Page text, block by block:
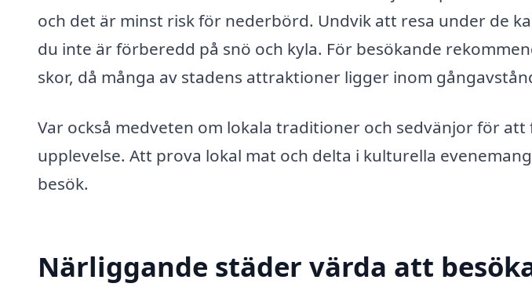
och det är minst risk för nederbörd. Undvik att resa under de
du inte är förberedd på snö och kyla. För besökande
skor, då många av stadens attraktioner ligger inom
Var också medveten om lokala traditioner och sedvänjor för
upplevelse. Att prova lokal mat och delta i kulturella
besök.
Närliggande städer värda att